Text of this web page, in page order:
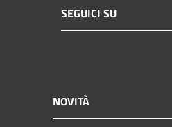
SEGUICI SU
NOVITÀ